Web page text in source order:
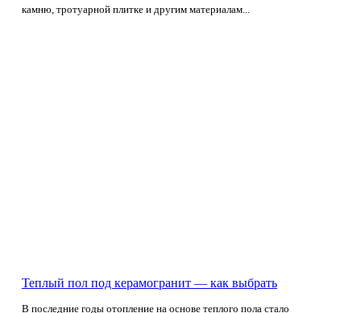
камню, тротуарной плитке и другим материалам...
Теплый пол под керамогранит — как выбрать
В последние годы отопление на основе теплого пола стало